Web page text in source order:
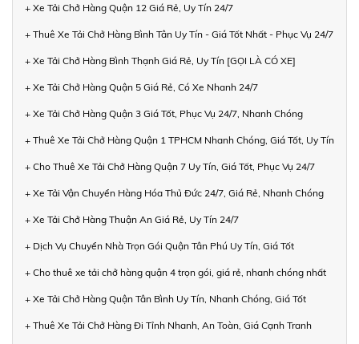
+ Xe Tải Chở Hàng Quận 12 Giá Rẻ, Uy Tín 24/7
+ Thuê Xe Tải Chở Hàng Bình Tân Uy Tín - Giá Tốt Nhất - Phục Vụ 24/7
+ Xe Tải Chở Hàng Bình Thạnh Giá Rẻ, Uy Tín [GỌI LÀ CÓ XE]
+ Xe Tải Chở Hàng Quận 5 Giá Rẻ, Có Xe Nhanh 24/7
+ Xe Tải Chở Hàng Quận 3 Giá Tốt, Phục Vụ 24/7, Nhanh Chóng
+ Thuê Xe Tải Chở Hàng Quận 1 TPHCM Nhanh Chóng, Giá Tốt, Uy Tín
+ Cho Thuê Xe Tải Chở Hàng Quận 7 Uy Tín, Giá Tốt, Phục Vụ 24/7
+ Xe Tải Vận Chuyển Hàng Hóa Thủ Đức 24/7, Giá Rẻ, Nhanh Chóng
+ Xe Tải Chở Hàng Thuận An Giá Rẻ, Uy Tín 24/7
+ Dịch Vụ Chuyển Nhà Trọn Gói Quận Tân Phú Uy Tín, Giá Tốt
+ Cho thuê xe tải chở hàng quận 4 trọn gói, giá rẻ, nhanh chóng nhất
+ Xe Tải Chở Hàng Quận Tân Bình Uy Tín, Nhanh Chóng, Giá Tốt
+ Thuê Xe Tải Chở Hàng Đi Tỉnh Nhanh, An Toàn, Giá Cạnh Tranh